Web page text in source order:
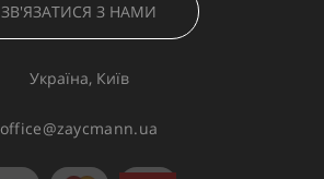
ЗВ'ЯЗАТИСЯ З НАМИ
Україна, Київ
office@zaycmann.ua